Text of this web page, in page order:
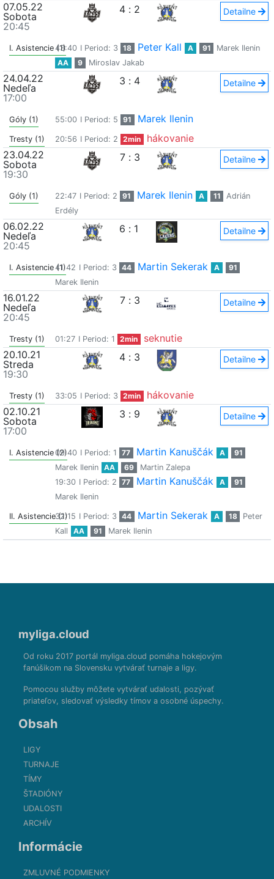
07.05.22
Sobota
20:45
4 : 2 Detailne
I. Asistencie (1)43:40 I Period: 3 18 Peter Kall A 91
Marek Ilenin
AA
9 Miroslav Jakab
24.04.22
Nedeľa
17:00
3 : 4 Detailne
Góly (1) 55:00 I Period: 5 91 Marek Ilenin
Tresty (1) 20:56 I Period: 2 2min
hákovanie
23.04.22
Sobota
19:30
7 : 3 Detailne
Góly (1) 22:47 I Period: 2 91 Marek Ilenin A 11
Adrián
Erdély
06.02.22
Nedeľa
20:45
6 : 1 Detailne
I. Asistencie (1)41:42 I Period: 3 44 Martin Sekerak A
91
Marek Ilenin
16.01.22
Nedeľa
20:45
7 : 3 Detailne
Tresty (1) 01:27 I Period: 1 2min
seknutie
20.10.21
Streda
19:30
4 : 3 Detailne
Tresty (1) 33:05 I Period: 3 2min
hákovanie
02.10.21
Sobota
17:00
3 : 9 Detailne
I. Asistencie (2)09:40 I Period: 1 77 Martin Kanuščák A
91
Marek Ilenin
AA 69
Martin Zalepa
19:30 I Period: 2 77 Martin Kanuščák A
91
Marek Ilenin
II. Asistencie (1)
32:15 I Period: 3 44 Martin Sekerak A 18
Peter
Kall
AA 91 Marek Ilenin
myliga.cloud
Od roku 2017 portál myliga.cloud pomáha hokejovým
fanúšikom na Slovensku vytvárať turnaje a ligy.
Pomocou služby môžete vytvárať udalosti, pozývať
priateľov, sledovať výsledky tímov a osobné úspechy.
Obsah
LIGY
TURNAJE
TÍMY
ŠTADIÓNY
UDALOSTI
ARCHÍV
Informácie
ZMLUVNÉ PODMIENKY